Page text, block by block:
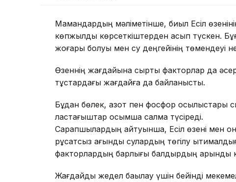
Мамандардың мәліметінше, биыл Есіл
көпжылдық көрсеткіштерден асып түскен.
жоғары болуы мен су деңгейінің төмендеуі
Өзеннің жағдайына сыртқы факторлар да
тұстардағы жағдайға да байланысты.
Бұдан бөлек, азот пен фосфор қосылыстары
ластағыштар қосымша салмақ түсіреді.
Сарапшылардың айтуынша, Есіл өзені мен
рұқсатсыз ағынды сулардың төгілу
факторлардың барлығы балдырдың қарқынды
Жағдайды жедел бақылау үшін бейінді